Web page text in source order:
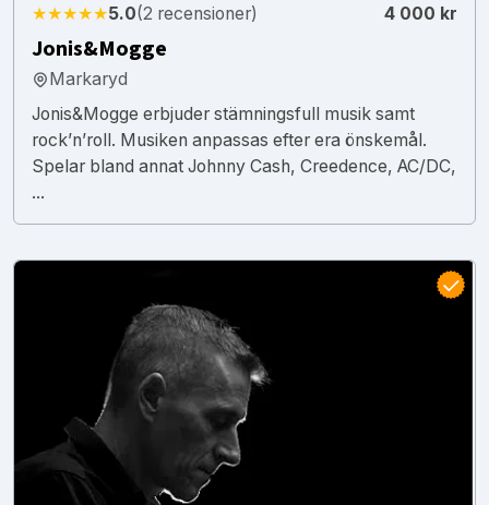
★★★★★5.0(2 recensioner) 4 000 kr
Jonis&Mogge
Markaryd
Jonis&Mogge erbjuder stämningsfull musik samt
rock’n’roll. Musiken anpassas efter era önskemål.
Spelar bland annat Johnny Cash, Creedence, AC/DC,
...